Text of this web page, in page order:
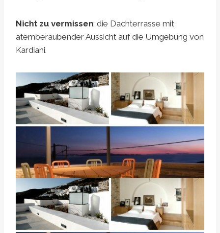
Nicht zu vermissen: die Dachterrasse mit
atemberaubender Aussicht auf die Umgebung von
Kardiani.